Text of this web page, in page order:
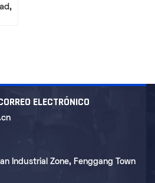
ELECTRÓNICO
Industrial Zone, Fenggang Town